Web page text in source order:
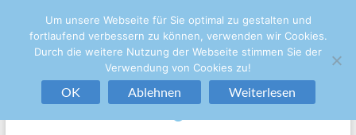
+49 721/133-4848 sekretariat@hhs.karlsruhe.de
Um unsere Webseite für Sie optimal zu gestalten und
fortlaufend verbessern zu können, verwenden wir Cookies.
Durch die weitere Nutzung der Webseite stimmen Sie der
Verwendung von Cookies zu!
OK Ablehnen Weiterlesen